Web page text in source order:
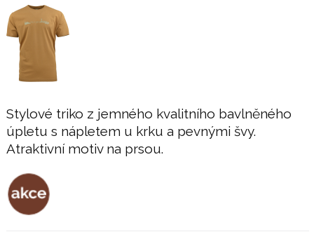
Stylové triko z jemného kvalitního bavlněného
úpletu s nápletem u krku a pevnými švy.
Atraktivní motiv na prsou.